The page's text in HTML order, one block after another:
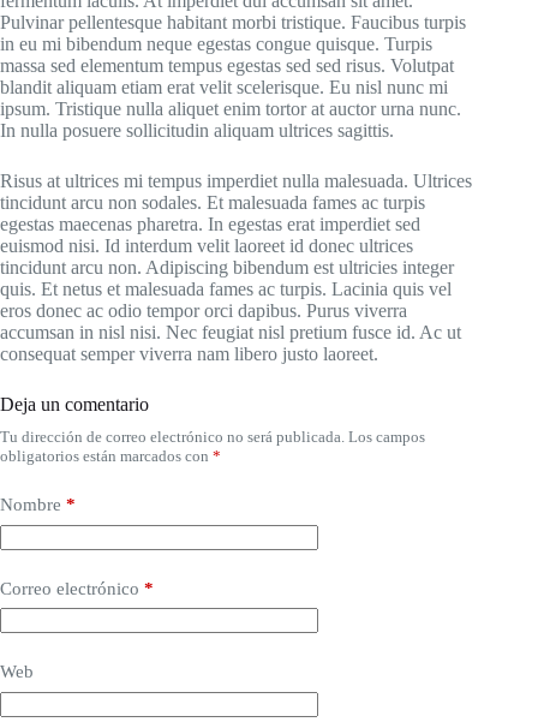
Pulvinar pellentesque habitant morbi tristique. Faucibus turpis
in eu mi bibendum neque egestas congue quisque. Turpis
massa sed elementum tempus egestas sed sed risus. Volutpat
blandit aliquam etiam erat velit scelerisque. Eu nisl nunc mi
ipsum. Tristique nulla aliquet enim tortor at auctor urna nunc.
In nulla posuere sollicitudin aliquam ultrices sagittis.
Risus at ultrices mi tempus imperdiet nulla malesuada. Ultrices
tincidunt arcu non sodales. Et malesuada fames ac turpis
egestas maecenas pharetra. In egestas erat imperdiet sed
euismod nisi. Id interdum velit laoreet id donec ultrices
tincidunt arcu non. Adipiscing bibendum est ultricies integer
quis. Et netus et malesuada fames ac turpis. Lacinia quis vel
eros donec ac odio tempor orci dapibus. Purus viverra
accumsan in nisl nisi. Nec feugiat nisl pretium fusce id. Ac ut
consequat semper viverra nam libero justo laoreet.
Deja un comentario
Tu dirección de correo electrónico no será publicada. Los campos
obligatorios están marcados con *
Nombre *
Correo electrónico *
Web